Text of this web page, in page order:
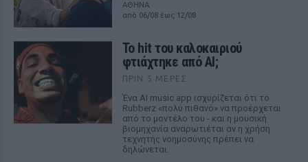
ΑΘΗΝΑ
από 06/08 έως 12/08
Το hit του καλοκαιριού
φτιάχτηκε από AI;
ΠΡΙΝ 5 ΜΈΡΕΣ
Ένα AI music app ισχυρίζεται ότι το
Rubberz «πολύ πιθανό» να προέρχεται
από το μοντέλο του - και η μουσική
βιομηχανία αναρωτιέται αν η χρήση
τεχνητής νοημοσύνης πρέπει να
δηλώνεται.